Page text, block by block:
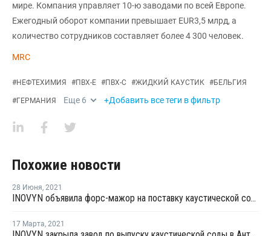
мире. Компания управляет 10-ю заводами по всей Европе.
Ежегодный оборот компании превышает EUR3,5 млрд, а
количество сотрудников составляет более 4 300 человек.
MRC
#НЕФТЕХИМИЯ #ПВХ-Е #ПВХ-С #ЖИДКИЙ КАУСТИК #БЕЛЬГИЯ
#ГЕРМАНИЯ Еще 6 +Добавить все теги в фильтр
Похожие новости
28 Июня, 2021
INOVYN объявила форс-мажор на поставку каустической соды и хлора в Германии и Бельгии
17 Марта, 2021